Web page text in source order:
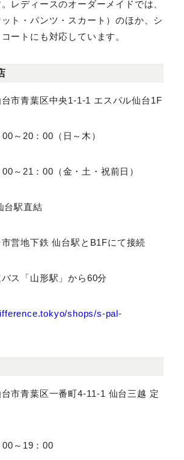
、店舗によってレディースの取り扱
ディースのオーダーメイドでは、スーツ
ツ・スカート）のほか、シャツやベス
00～20：00（日～木）
00（金・土・祝前日）
駅直結
鉄 仙台駅とB1Fにて接続
形駅」から60分